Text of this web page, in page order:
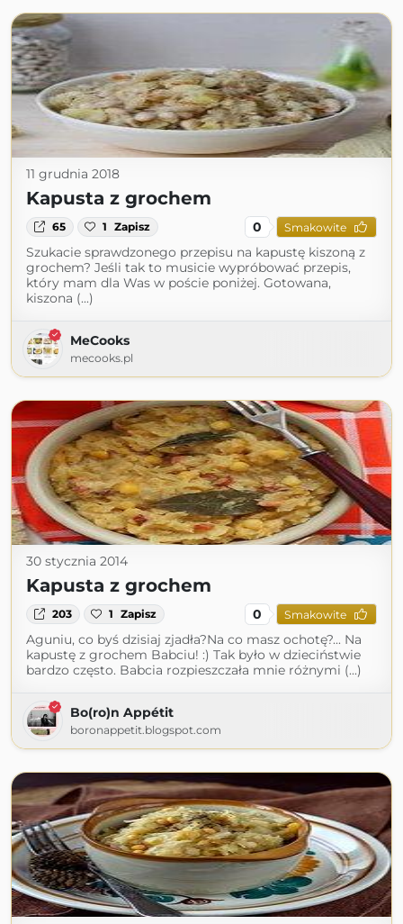
11 grudnia 2018
Kapusta z grochem
65 1 Zapisz 0 Smakowite
Szukacie sprawdzonego przepisu na kapustę kiszoną z
grochem? Jeśli tak to musicie wypróbować przepis,
który mam dla Was w poście poniżej. Gotowana,
kiszona (...)
MeCooks
mecooks.pl
30 stycznia 2014
Kapusta z grochem
203 1 Zapisz 0 Smakowite
Aguniu, co byś dzisiaj zjadła?Na co masz ochotę?... Na
kapustę z grochem Babciu! :) Tak było w dzieciństwie
bardzo często. Babcia rozpieszczała mnie różnymi (...)
Bo(ro)n Appétit
boronappetit.blogspot.com